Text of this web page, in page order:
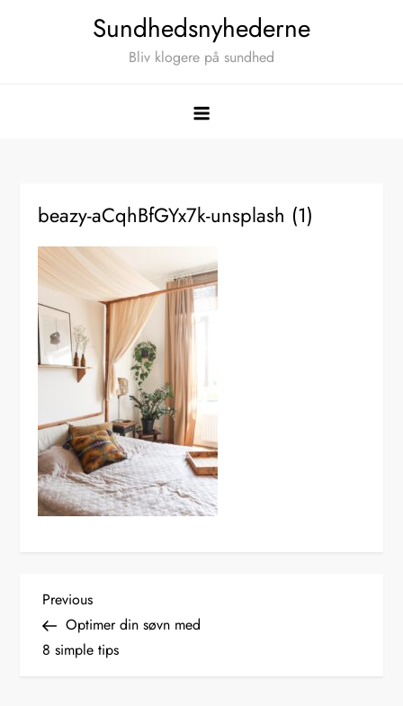
Sundhedsnyhederne
Bliv klogere på sundhed
beazy-aCqhBfGYx7k-unsplash (1)
I
n
Previous
Post
Previous
Optimer din søvn med
8 simple tips